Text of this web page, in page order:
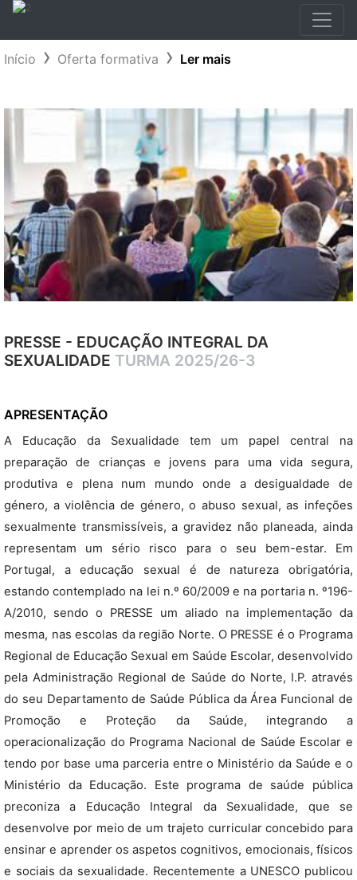
Início Oferta formativa Ler mais
PRESSE - EDUCAÇÃO INTEGRAL DA
SEXUALIDADE TURMA 2025/26-3
APRESENTAÇÃO
A Educação da Sexualidade tem um papel central na
preparação de crianças e jovens para uma vida segura,
produtiva e plena num mundo onde a desigualdade de
género, a violência de género, o abuso sexual, as infeções
sexualmente transmissíveis, a gravidez não planeada, ainda
representam um sério risco para o seu bem-estar. Em
Portugal, a educação sexual é de natureza obrigatória,
estando contemplado na lei n.º 60/2009 e na portaria n. º196-
A/2010, sendo o PRESSE um aliado na implementação da
mesma, nas escolas da região Norte. O PRESSE é o Programa
Regional de Educação Sexual em Saúde Escolar, desenvolvido
pela Administração Regional de Saúde do Norte, I.P. através
do seu Departamento de Saúde Pública da Área Funcional de
Promoção e Proteção da Saúde, integrando a
operacionalização do Programa Nacional de Saúde Escolar e
tendo por base uma parceria entre o Ministério da Saúde e o
Ministério da Educação. Este programa de saúde pública
preconiza a Educação Integral da Sexualidade, que se
desenvolve por meio de um trajeto curricular concebido para
ensinar e aprender os aspetos cognitivos, emocionais, físicos
e sociais da sexualidade. Recentemente a UNESCO publicou